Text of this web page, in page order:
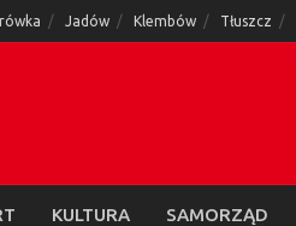
Jadów Klembów Tłuszcz
KULTURA SAMORZĄD